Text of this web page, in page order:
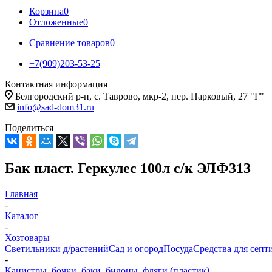
Корзина0
Отложенные0
Сравнение товаров0
+7(909)203-53-25
Контактная информация
Белгородский р-н, с. Таврово, мкр-2, пер. Парковый, 27 "Г"
info@sad-dom31.ru
Поделиться
Бак пласт. Геркулес 100л с/к ЭЛФ313
Главная
-
Каталог
-
Хозтовары
Светильники д/растенийСад и огородПосудаСредства для
-